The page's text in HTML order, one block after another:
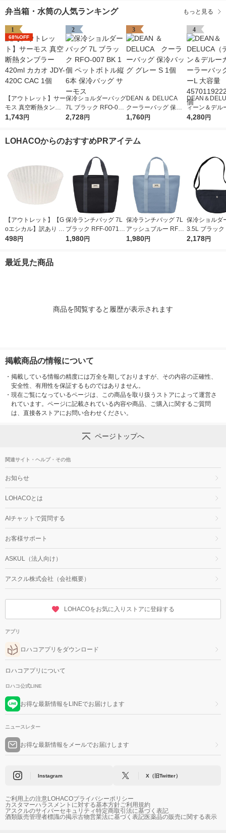
弁当箱・水筒の人気ランキング もっと見る
1
68%OFF
【アウトレット】サー
モス 真空断熱タンブ
ラー 420ml カカオ JD
1,743円
2
保冷ショルダーバッグ
7L ブラック RFO-007
BK 1個 ペットボトル
2,728円
3
DEAN ＆ DELUCA
クーラーバッグ 保冷
バッグ グレー S 1個
1,760円
4
DEAN＆
ィーン＆デル
クーラーバッ
4,280円
LOHACOからのおすすめPRアイテム
【アウトレット】【G
oエシカル】訳あり シ
モジマ おかずカップ
498円
保冷ランチバッグ 7L
ブラック RFF-0071 B
K 1個 トートバッグタ
1,980円
保冷ランチバッグ 7L
アッシュブルー RFF-
0071 ASB 1個 トート
1,980円
保冷ショルダ
3.5L ブラック
03 BK 1個 ペ
2,178円
最近見た商品
商品を閲覧すると履歴が表示されます
掲載商品の情報について
・ 掲載している情報の精度には万全を期しておりますが、その内容の正確性、
安全性、有用性を保証するものではありません。
・ 現在ご覧になっているページは、この商品を取り扱うストアによって運営さ
れています。ページに記載されている内容や商品、ご購入に関するご質問
は、直接各ストアにお問い合わせください。
ページトップへ
関連サイト・ヘルプ・その他
お知らせ
LOHACOとは
AIチャットで質問する
お客様サポート
ASKUL（法人向け）
アスクル株式会社（会社概要）
LOHACOをお気に入りストアに登録する
アプリ
ロハコアプリをダウンロード
ロハコアプリについて
ロハコ公式LINE
お得な最新情報をLINEでお届けします
ニュースレター
お得な最新情報をメールでお届けします
Instagram X（旧Twitter）
ご利用上の注意LOHACOプライバシーポリシー
カスタマーハラスメントに対する基本方針ご利用規約
アスクルのサイバーセキュリティ特定商取引法に基づく表記
酒類販売管理者標識の掲示古物営業法に基づく表記医薬品の販売に関する表示